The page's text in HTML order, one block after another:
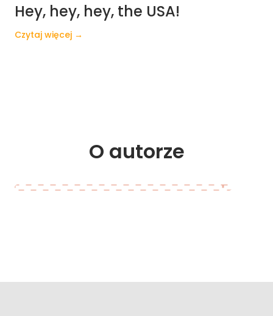
Hey, hey, hey, the USA!
Czytaj więcej →
O autorze